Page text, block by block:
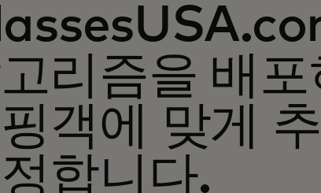
리즘을 배
객에 맞게
합니다.